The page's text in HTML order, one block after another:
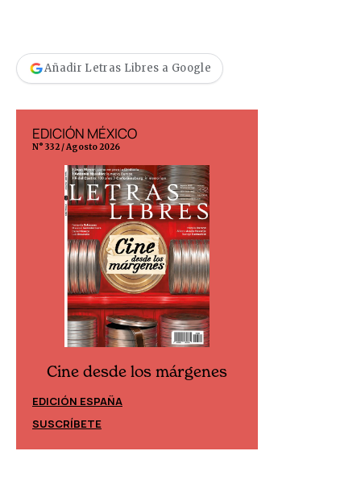
Añadir Letras Libres a Google
EDICIÓN MÉXICO
N° 332 / Agosto 2026
Cine desde los márgenes
EDICIÓN ESPAÑA
SUSCRÍBETE